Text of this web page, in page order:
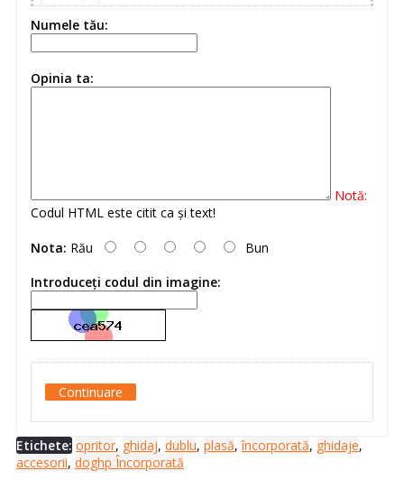
Numele tău:
Opinia ta:
Notă:
Codul HTML este citit ca şi text!
Nota: Rău
Bun
Introduceţi codul din imagine:
Continuare
Etichete: opritor, ghidaj, dublu, plasă,încorporată, ghidaje,
accesorii, doghp Încorporată